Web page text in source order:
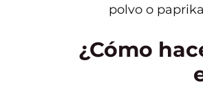
polvo o
¿Cómo